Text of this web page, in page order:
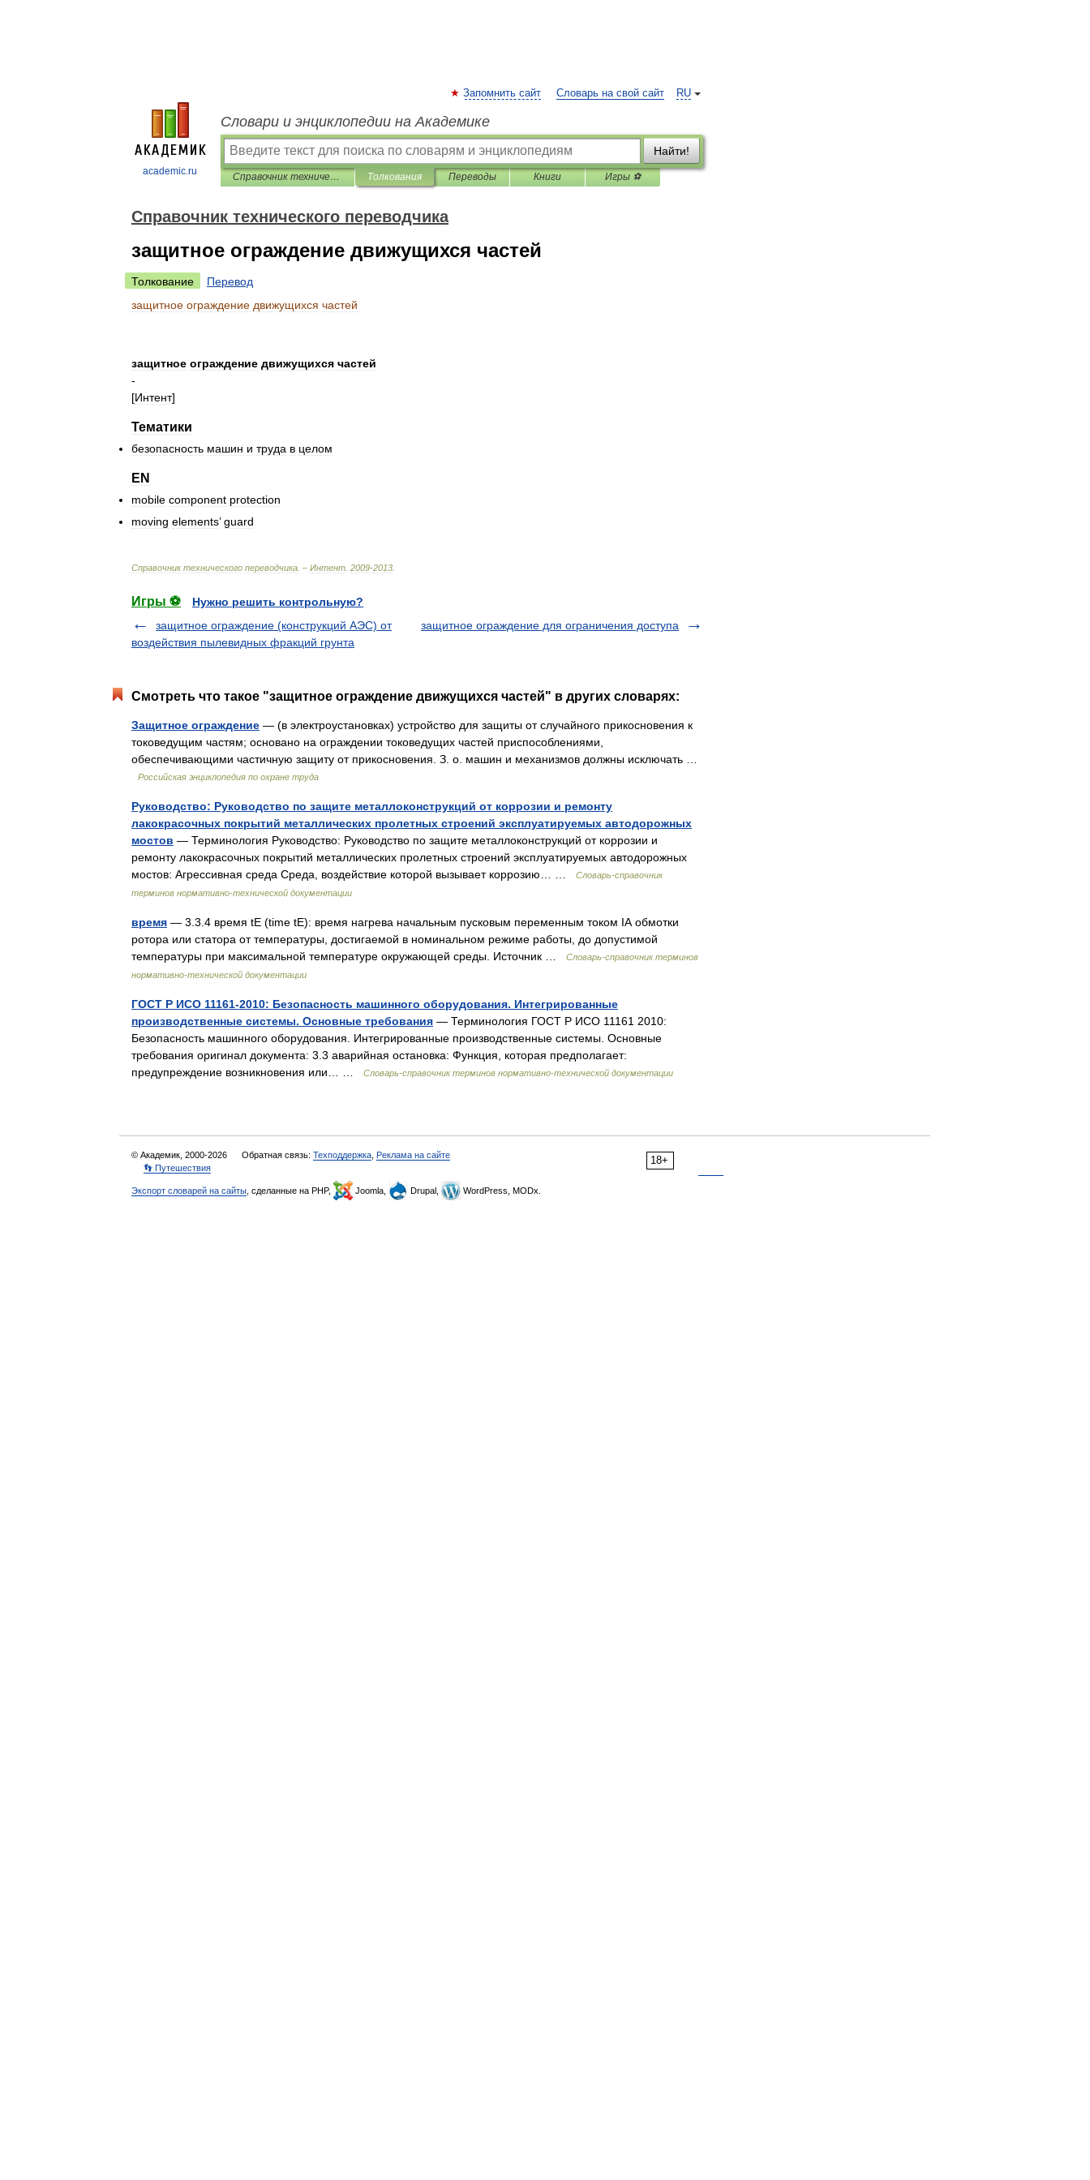
academic.ru
RU
Запомнить сайт Словарь на свой сайт
Словари и энциклопедии на Академике
Найти!
Справочник технического переводчика Толкования Переводы Книги Игры ⚽
Справочник технического переводчика
защитное ограждение движущихся частей
Толкование
Перевод
защитное ограждение движущихся частей
защитное ограждение движущихся частей
-
[Интент]
Тематики
безопасность машин и труда в целом
EN
mobile component protection
moving elements’guard
Справочник технического переводчика . – Интент 2009-2013
Игры ⚽
Нужно решить контрольную?
защитное ограждение (конструкций АЭС) от
воздействия пылевидных фракций грунта
защитное ограждение для ограничения доступа
Смотреть что такое "защитное ограждение движущихся частей" в других словарях:
Защитное ограждение — (в электроустановках) устройство для защиты от случайного прикосновения к
токоведущим частям; основано на ограждении токоведущих частей приспособлениями,
обеспечивающими частичную защиту от прикосновения. З. о. машин и механизмов должны исключать …
Российская энциклопедия по охране труда
Руководство: Руководство по защите металлоконструкций от коррозии и ремонту
лакокрасочных покрытий металлических пролетных строений эксплуатируемых автодорожных
мостов — Терминология Руководство: Руководство по защите металлоконструкций от коррозии и
ремонту лакокрасочных покрытий металлических пролетных строений эксплуатируемых автодорожных
мостов: Агрессивная среда Среда, воздействие которой вызывает коррозию… …
Словарь-справочник
терминов нормативно-технической документации
время — 3.3.4 время tE (time tE): время нагрева начальным пусковым переменным током IА обмотки
ротора или статора от температуры, достигаемой в номинальном режиме работы, до допустимой
температуры при максимальной температуре окружающей среды. Источник …
Словарь-справочник терминов
нормативно-технической документации
ГОСТ Р ИСО 11161-2010: Безопасность машинного оборудования. Интегрированные
производственные системы. Основные требования — Терминология ГОСТ Р ИСО 11161 2010:
Безопасность машинного оборудования. Интегрированные производственные системы. Основные
требования оригинал документа: 3.3 аварийная остановка: Функция, которая предполагает:
предупреждение возникновения или… …
Словарь-справочник терминов нормативно-технической документации
18+
© Академик, 2000-2026 Обратная связь: Техподдержка Реклама на сайте
👣 Путешествия
Экспорт словарей на сайты , сделанные на PHP, Joomla, Drupal, WordPress, MODx.